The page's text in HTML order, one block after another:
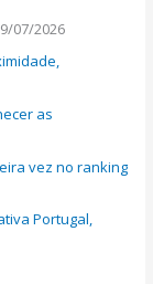
07/2026
as
vez no ranking
Portugal,